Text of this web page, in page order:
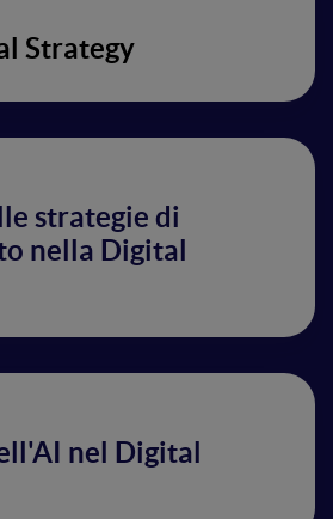
Strategy
strategie di
nella Digital
nel Digital